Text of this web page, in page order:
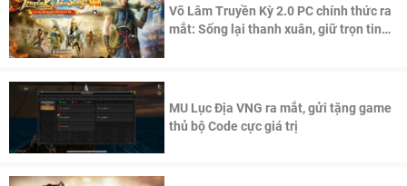
Võ Lâm Truyền Kỳ 2.0 PC chính thức ra
mắt: Sống lại thanh xuân, giữ trọn tinh
MU Lục Địa VNG ra mắt, gửi tặng game
thủ bộ Code cực giá trị